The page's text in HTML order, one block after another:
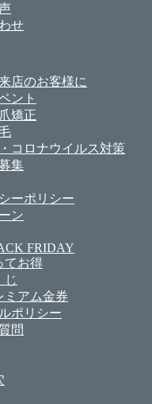
せ
店のお客様に
ント
矯正
コロナウイルス対策
集
ーポリシー
ン
FRIDAY
てお得
じ
ミアム金券
ポリシー
問